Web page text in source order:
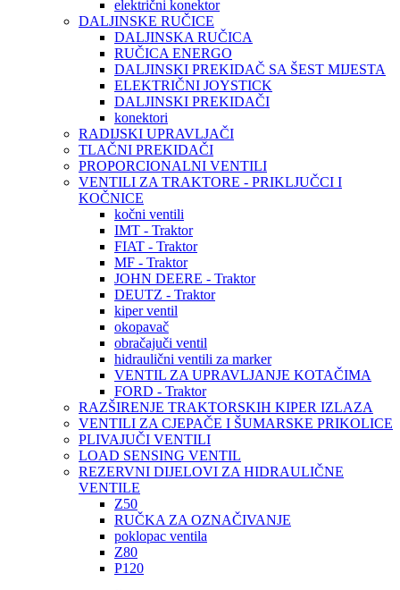
električni konektor
DALJINSKE RUČICE
DALJINSKA RUČICA
RUČICA ENERGO
DALJINSKI PREKIDAČ SA ŠEST MIJESTA
ELEKTRIČNI JOYSTICK
DALJINSKI PREKIDAČI
konektori
RADIJSKI UPRAVLJAČI
TLAČNI PREKIDAČI
PROPORCIONALNI VENTILI
VENTILI ZA TRAKTORE - PRIKLJUČCI I
KOČNICE
kočni ventili
IMT - Traktor
FIAT - Traktor
MF - Traktor
JOHN DEERE - Traktor
DEUTZ - Traktor
kiper ventil
okopavač
obračajuči ventil
hidraulični ventili za marker
VENTIL ZA UPRAVLJANJE KOTAČIMA
FORD - Traktor
RAZŠIRENJE TRAKTORSKIH KIPER IZLAZA
VENTILI ZA CJEPAČE I ŠUMARSKE PRIKOLICE
PLIVAJUČI VENTILI
LOAD SENSING VENTIL
REZERVNI DIJELOVI ZA HIDRAULIČNE
VENTILE
Z50
RUČKA ZA OZNAČIVANJE
poklopac ventila
Z80
P120